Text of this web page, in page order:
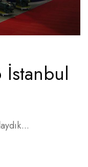
İstanbul